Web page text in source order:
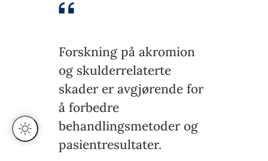
Forskning på akromion
og skulderrelaterte
skader er avgjørende for
å forbedre
behandlingsmetoder og
pasientresultater.